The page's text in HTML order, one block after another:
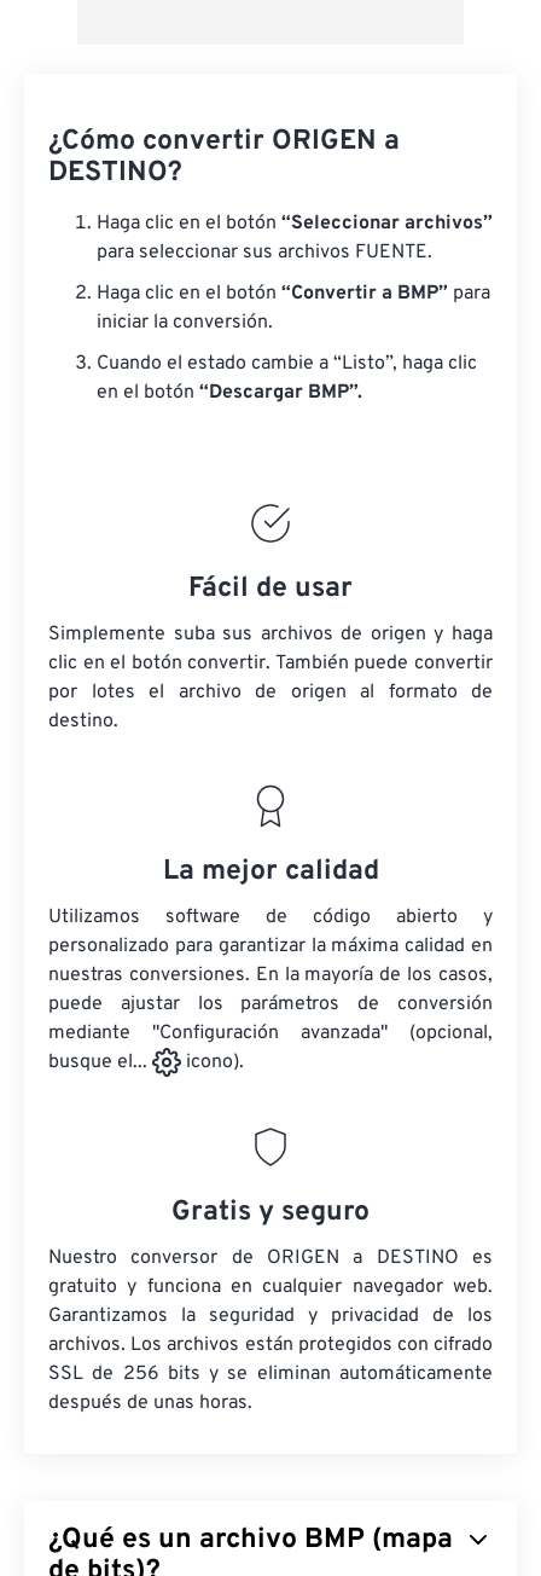
¿Cómo convertir ORIGEN a
DESTINO?
Haga clic en el botón “Seleccionar archivos”
para seleccionar sus archivos FUENTE.
Haga clic en el botón “Convertir a BMP” para
iniciar la conversión.
Cuando el estado cambie a “Listo”, haga clic
en el botón “Descargar BMP”.
Fácil de usar
Simplemente suba sus archivos de origen y haga
clic en el botón convertir. También puede convertir
por lotes el archivo de origen al formato de
destino.
La mejor calidad
Utilizamos software de código abierto y
personalizado para garantizar la máxima calidad en
nuestras conversiones. En la mayoría de los casos,
puede ajustar los parámetros de conversión
mediante "Configuración avanzada" (opcional,
busque el...
icono).
Gratis y seguro
Nuestro conversor de ORIGEN a DESTINO es
gratuito y funciona en cualquier navegador web.
Garantizamos la seguridad y privacidad de los
archivos. Los archivos están protegidos con cifrado
SSL de 256 bits y se eliminan automáticamente
después de unas horas.
¿Qué es un archivo BMP (mapa